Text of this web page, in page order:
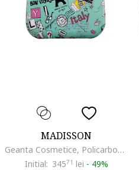
MADISSON
Geanta Cosmetice, Policarbonat, SW86820-G - BC, Verde
Initial: 34571 lei - 49%